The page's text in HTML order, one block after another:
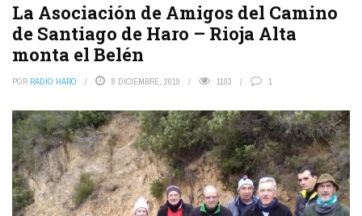
La Asociación de Amigos del Camino
de Santiago de Haro – Rioja Alta
monta el Belén
POR RADIO HARO 8 DICIEMBRE, 2019 1103 1